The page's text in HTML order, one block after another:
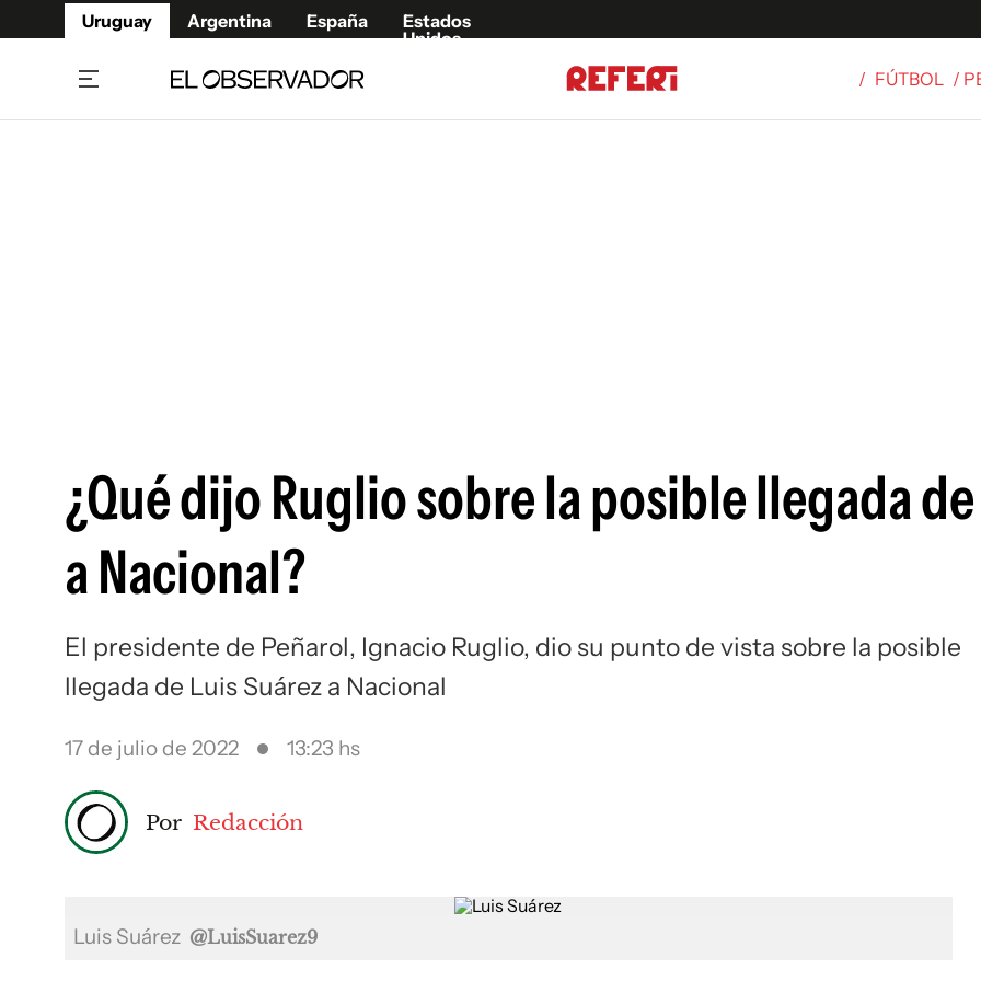
Uruguay Argentina España
Estados
Unidos
/ FÚTBOL /
¿Qué dijo Ruglio sobre la posible llegada
a Nacional?
El presidente de Peñarol, Ignacio Ruglio, dio su punto de vista sobre la posible
llegada de Luis Suárez a Nacional
17 de julio de 2022 13:23 hs
Por Redacción
Luis Suárez @LuisSuarez9